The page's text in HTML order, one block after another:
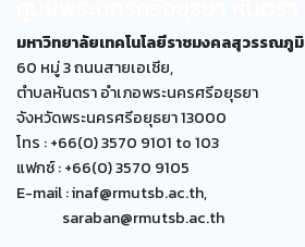
มหาวิทยาลัยเทคโนโลยีราชมงคลสุวรรณภูมิ
60 หมู่ 3 ถนนสายเอเซีย,
ตำบลหันตรา อำเภอพระนครศรีอยุธยา
จังหวัดพระนครศรีอยุธยา 13000
โทร : +66(0) 3570 9101 to 103
แฟกซ์ : +66(0) 3570 9105
E-mail : inaf@rmutsb.ac.th,
saraban@rmutsb.ac.th